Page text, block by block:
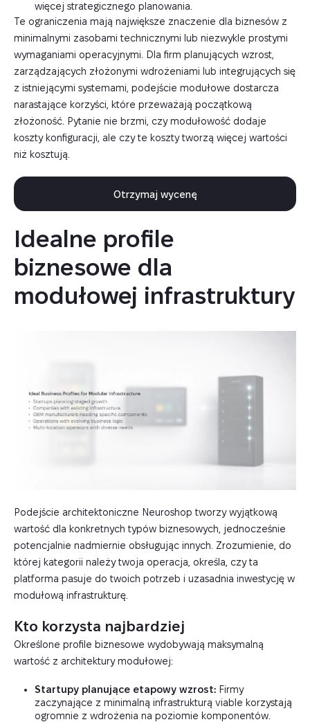
więcej strategicznego planowania.
Te ograniczenia mają największe znaczenie dla biznesów z
minimalnymi zasobami technicznymi lub niezwykle prostymi
wymaganiami operacyjnymi. Dla firm planujących wzrost,
zarządzających złożonymi wdrożeniami lub integrujących się
z istniejącymi systemami, podejście modułowe dostarcza
narastające korzyści, które przeważają początkową
złożoność. Pytanie nie brzmi, czy modułowość dodaje
koszty konfiguracji, ale czy te koszty tworzą więcej wartości
niż kosztują.
Otrzymaj wycenę
Idealne profile
biznesowe dla
modułowej infrastruktury
Podejście architektoniczne Neuroshop tworzy wyjątkową
wartość dla konkretnych typów biznesowych, jednocześnie
potencjalnie nadmiernie obsługując innych. Zrozumienie, do
której kategorii należy twoja operacja, określa, czy ta
platforma pasuje do twoich potrzeb i uzasadnia inwestycję w
modułową infrastrukturę.
Kto korzysta najbardziej
Określone profile biznesowe wydobywają maksymalną
wartość z architektury modułowej:
Startupy planujące etapowy wzrost: Firmy
zaczynające z minimalną infrastrukturą viable korzystają
ogromnie z wdrożenia na poziomie komponentów.